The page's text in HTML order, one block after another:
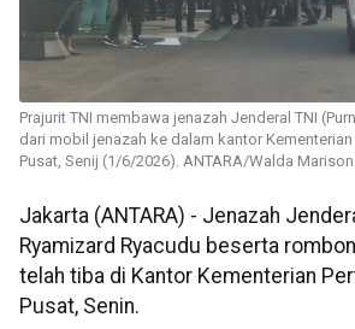
Prajurit TNI membawa jenazah Jenderal TNI
dari mobil jenazah ke dalam kantor Kementerian
Pusat, Senij (1/6/2026). ANTARA/Walda Marison
Jakarta (ANTARA) - Jenazah
Ryamizard Ryacudu beserta
telah tiba di Kantor Kementerian
Pusat, Senin.